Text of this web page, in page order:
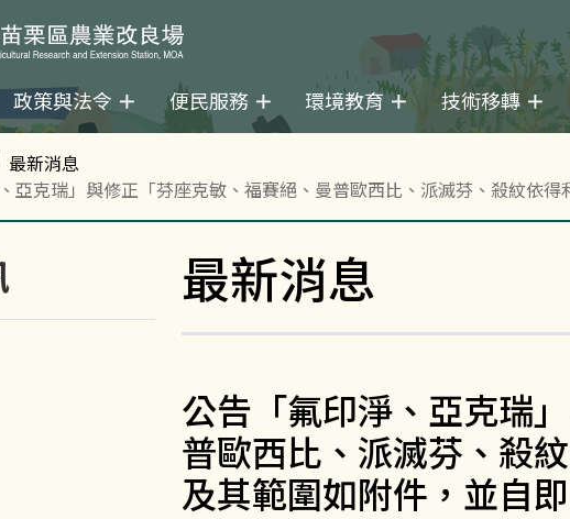
政策與法令 便民服務 環境教育 技術移轉
最新消息
亞克瑞」與修正「芬座克敏、福賽絕、曼普歐西比、派滅芬、殺紋依
最新消息
公告「氟印淨、亞克瑞
普歐西比、派滅芬、殺
及其範圍如附件，並自